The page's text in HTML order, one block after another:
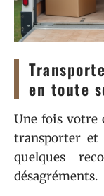
en toute
Une fois votre
transporter et
quelques
désagréments.